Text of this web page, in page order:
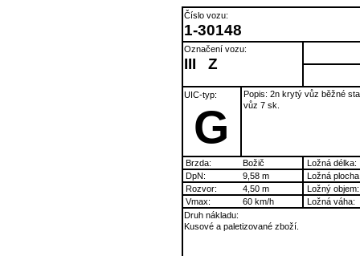
Číslo vozu:
1-30148
Označení vozu:
III Z
UIC-typ:
G
Popis: 2n krytý vůz běžné
vůz 7 sk.
Brzda: Božič
Ložná délka:
DpN:
9,58 m
Ložná
Rozvor:
4,50 m
Ložný objem:
Vmax:
60 km/h
Ložná váha:
Druh nákladu:
Kusové a paletizované zboží.